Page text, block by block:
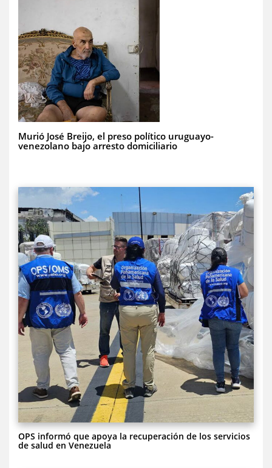
Murió José Breijo, el preso político uruguayo-
venezolano bajo arresto domiciliario
OPS informó que apoya la recuperación de los servicios
de salud en Venezuela